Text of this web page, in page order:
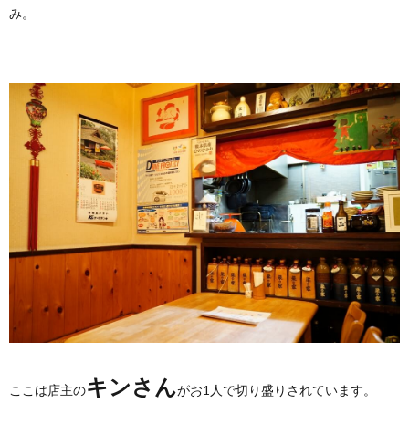
み。
ここは店主のキンさんがお1人で切り盛りされています。